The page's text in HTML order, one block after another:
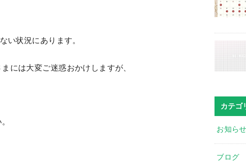
状況にあります。
には大変ご迷惑おかけしますが、
カテゴ
お知らせ
ブログ